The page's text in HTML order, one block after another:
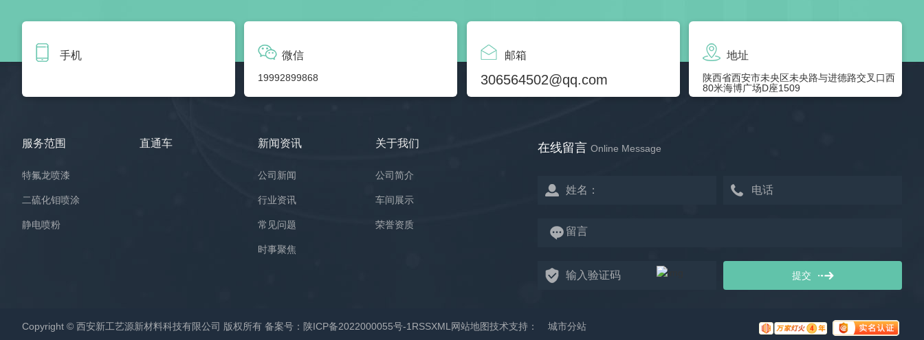
手机 微信
19992899868
邮箱
306564502@qq.com
地址
陕西省西安市未央区未央路与进德路交叉口西
80米海博广场D座1509
服务范围
特氟龙喷漆
二硫化钼喷涂
静电喷粉
直通车 新闻资讯
公司新闻
行业资讯
常见问题
时事聚焦
关于我们
公司简介
车间展示
荣誉资质
在线留言 Online Message
提交
Copyright © 西安新工艺源新材料科技有限公司 版权所有 备案号： 陕ICP备2022000055号-1RSSXML网站地图技术支持： 城市分站
城